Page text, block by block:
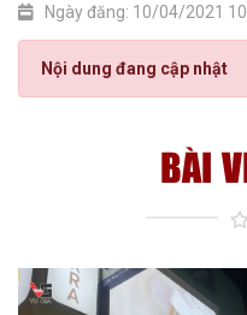
Ngày đăng: 10/04/2021
Nội dung đang cập nhật
BÀI